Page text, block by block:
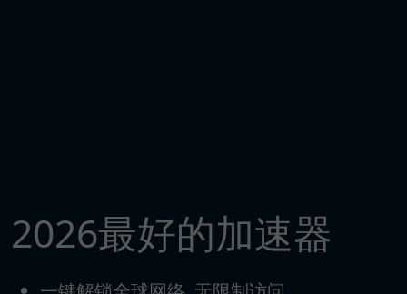
2026最好的加速器